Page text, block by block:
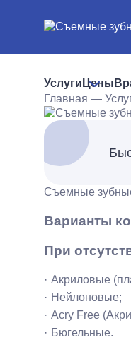
Услуги Цены
Главная —
Съемные
Варианты
При
Акриловые
Нейлоновые;
Acry Free
Бюгельные.